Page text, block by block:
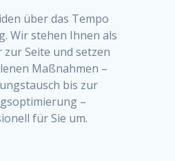
über das Tempo
Wir stehen Ihnen als
zur Seite und setzen
Maßnahmen –
bis zur
–
für Sie um.